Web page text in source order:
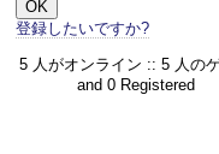
登録したいですか?
5 人がオンライン :: 5 人の
and 0 Registered